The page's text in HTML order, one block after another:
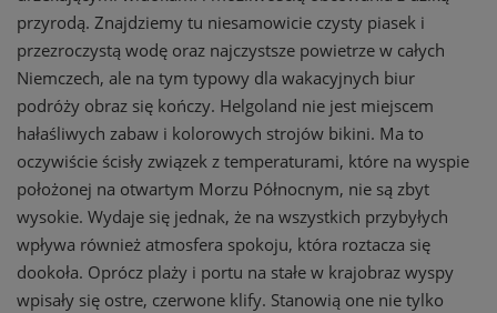
przyrodą. Znajdziemy tu niesamowicie czysty piasek i
przezroczystą wodę oraz najczystsze powietrze w całych
Niemczech, ale na tym typowy dla wakacyjnych biur
podróży obraz się kończy. Helgoland nie jest miejscem
hałaśliwych zabaw i kolorowych strojów bikini. Ma to
oczywiście ścisły związek z temperaturami, które na wyspie
położonej na otwartym Morzu Północnym, nie są zbyt
wysokie. Wydaje się jednak, że na wszystkich przybyłych
wpływa również atmosfera spokoju, która roztacza się
dookoła. Oprócz plaży i portu na stałe w krajobraz wyspy
wpisały się ostre, czerwone klify. Stanowią one nie tylko